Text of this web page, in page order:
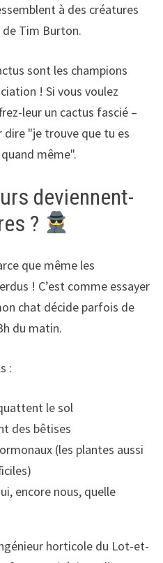
à des créatures
Tim Burton.
sont les champions
! Si vous voulez
leur un cactus fascié –
dire "je trouve que tu es
même".
deviennent-
?
que même les
! C’est comme essayer
chat décide parfois de
du matin.
:
le sol
des bêtises
(les plantes aussi
encore nous, quelle
horticole du Lot-et-